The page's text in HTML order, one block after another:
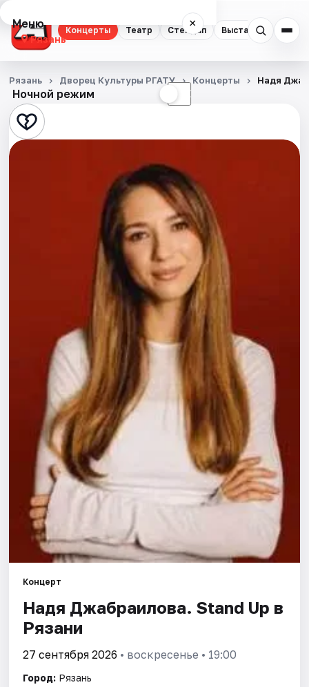
Концерты Театр Стендап Выставки
Меню ×
Рязань
Концерты
Театр
Стендап
Площадки
Артисты
Рейтинги
Ночной режим ☾
Рязань Дворец Культуры РГАТУ Концерты Надя
Концерт
Надя Джабраилова. Stand Up в
Рязани
27 сентября 2026 • воскресенье • 19:00
Город: Рязань